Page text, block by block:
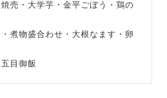
焼売・大学芋・金平ごぼう・鶏の
・煮物盛合わせ・大根なます・卵
目御飯